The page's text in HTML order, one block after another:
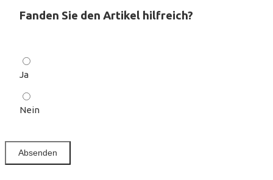
Fanden Sie den Artikel hilfreich?
Ja
Nein